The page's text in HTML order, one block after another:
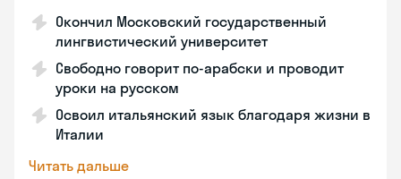
Окончил Московский государственный
лингвистический университет
Свободно говорит по-арабски и проводит
уроки на русском
Освоил итальянский язык благодаря жизни в
Италии
Читать дальше